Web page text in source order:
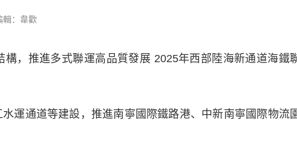
輯：韋歡
，推進多式聯運高品質發展 2025年西部陸海新通道海鐵
通道等建設，推進南寧國際鐵路港、中新南寧國際物流